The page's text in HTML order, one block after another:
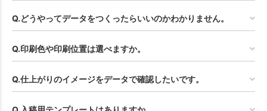
Q.どうやってデータをつくったらいいのかわかりません。
Q.印刷色や印刷位置は選べますか。
Q.仕上がりのイメージをデータで確認したいです。